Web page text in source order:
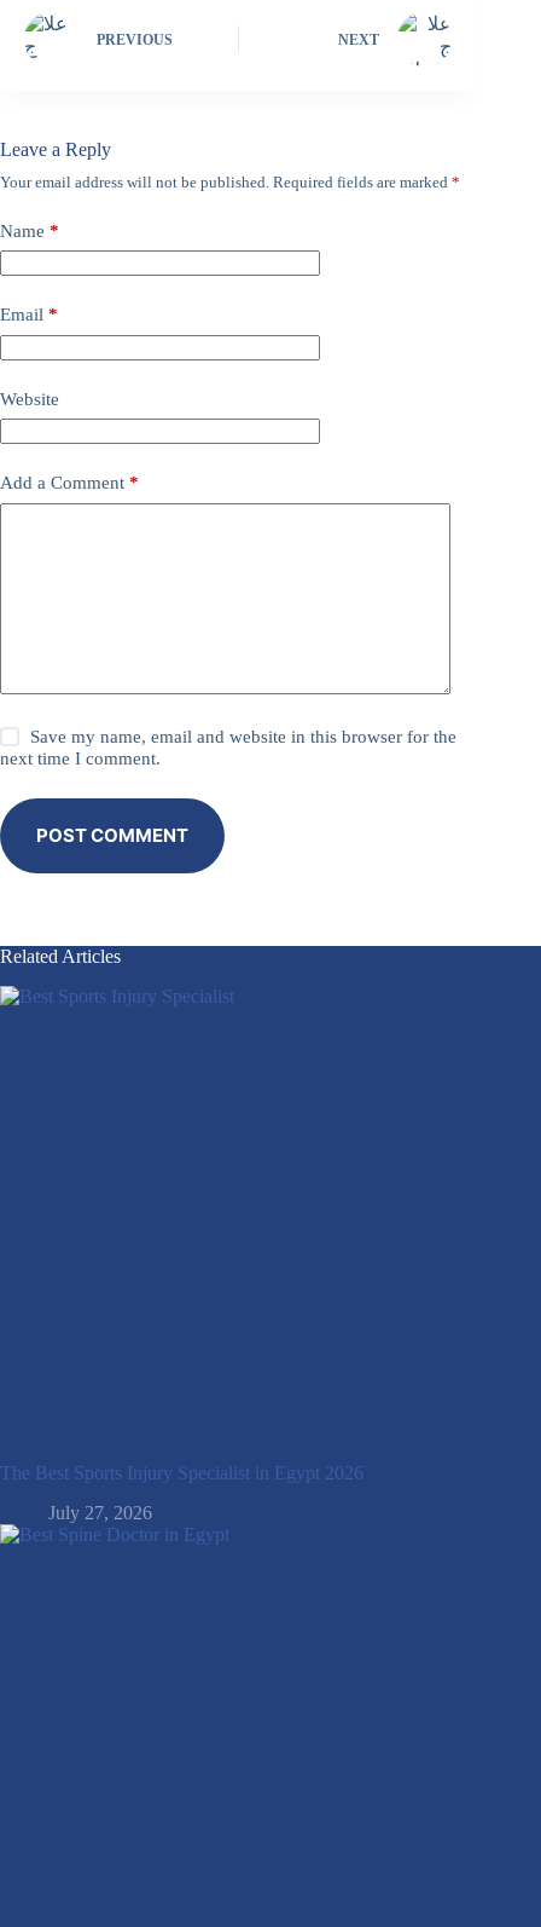
PREVIOUS NEXT
Leave a Reply
Your email address will not be published. Required fields are marked *
Name *
Email *
Website
Add a Comment *
Save my name, email and website in this browser for the
next time I comment.
POST COMMENT
Related Articles
The Best Sports Injury Specialist in Egypt 2026
July 27, 2026